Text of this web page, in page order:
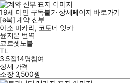
19세 미만 구독불가 상세페이지 바로가기
[e북] 계약 신부
아소 미카리, 코토네 잇카
윤지은 번역
코르셋노블
TL
3.5점14명참여
상세 가격
소장 3,500원